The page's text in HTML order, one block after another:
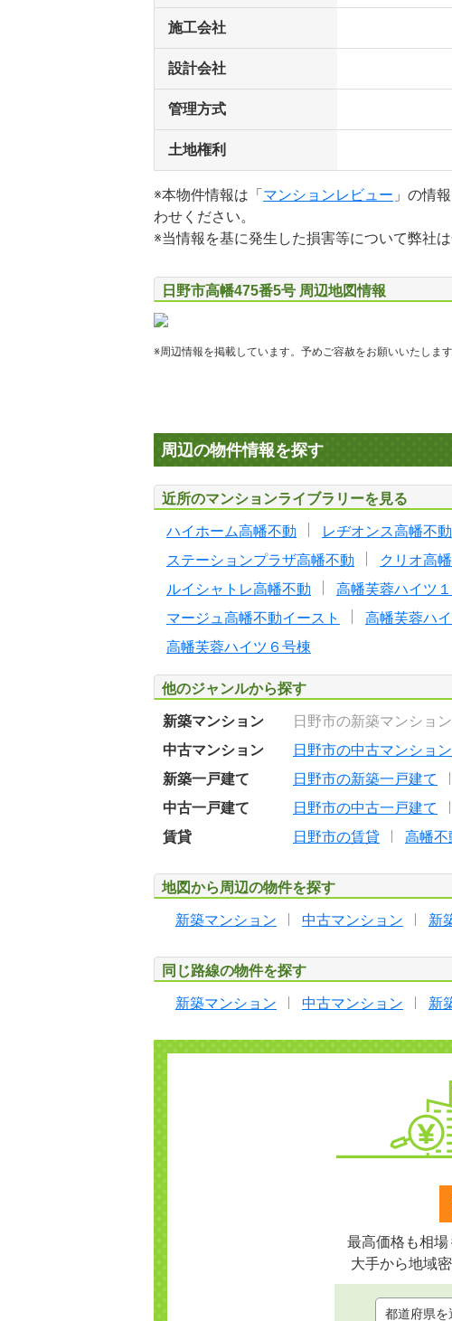
施工会社
設計会社
管理方式
土地権利
※本物件情報は「 マンションレビュー 」の情
わせください。
※当情報を基に発生した損害等について弊社
日野市高幡475番5号 周辺地図情報
※周辺情報を掲載しています。予めご容赦をお願いいたします
周辺の物件情報を探す
近所のマンションライブラリーを見る
ハイホーム高幡不動 レヂオンス高幡不動
ステーションプラザ高幡不動
クリオ高
ルイシャトレ高幡不動
高幡芙蓉ハイツ
マージュ高幡不動イースト
高幡芙蓉ハ
高幡芙蓉ハイツ６号棟
他のジャンルから探す
新築マンション 日野市の新築マンション
中古マンション
日野市の中古マンション
新築一戸建て
日野市の新築一戸建て
中古一戸建て
日野市の中古一戸建て
賃貸
日野市の賃貸 高幡不
地図から周辺の物件を探す
新築マンション 中古マンション 新
同じ路線の物件を探す
新築マンション 中古マンション 新
最高価格も相場
大手から地域